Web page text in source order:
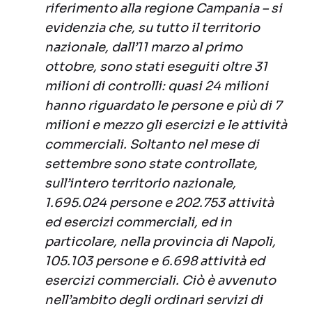
riferimento alla regione Campania – si
evidenzia che, su tutto il territorio
nazionale, dall’11 marzo al primo
ottobre, sono stati eseguiti oltre 31
milioni di controlli: quasi 24 milioni
hanno riguardato le persone e più di 7
milioni e mezzo gli esercizi e le attività
commerciali. Soltanto nel mese di
settembre sono state controllate,
sull’intero territorio nazionale,
1.695.024 persone e 202.753 attività
ed esercizi commerciali, ed in
particolare, nella provincia di Napoli,
105.103 persone e 6.698 attività ed
esercizi commerciali. Ciò è avvenuto
nell’ambito degli ordinari servizi di